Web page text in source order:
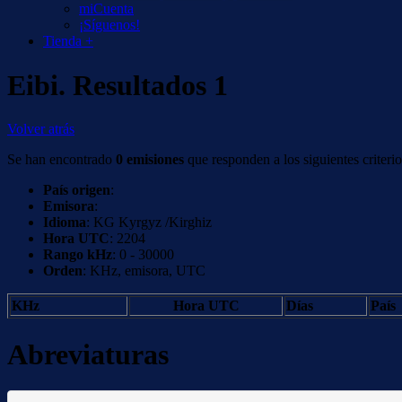
miCuenta
¡Síguenos!
Tienda +
Eibi. Resultados 1
Volver atrás
Se han encontrado 0 emisiones que responden a los siguientes
País origen:
Emisora:
Idioma: KG Kyrgyz /Kirghiz
Hora UTC: 2204
Rango kHz: 0 - 30000
Orden: KHz, emisora, UTC
KHz Hora UTC Días País
Abreviaturas